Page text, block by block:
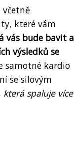
které vám
vás bude bavit a
výsledků se
samotné kardio
se silovým
spaluje více